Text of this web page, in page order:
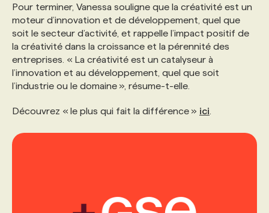
Pour terminer, Vanessa souligne que la créativité est un
moteur d’innovation et de développement, quel que
soit le secteur d’activité, et rappelle l’impact positif de
la créativité dans la croissance et la pérennité des
entreprises. « La créativité est un catalyseur à
l’innovation et au développement, quel que soit
l’industrie ou le domaine », résume-t-elle.
Découvrez « le plus qui fait la différence » ici